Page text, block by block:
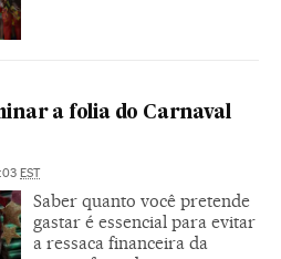
a folia do Carnaval
EST
Saber quanto você pretende
gastar é essencial para evitar
a ressaca financeira da